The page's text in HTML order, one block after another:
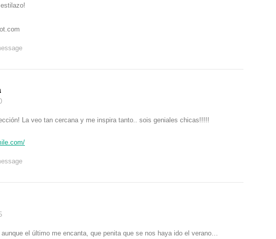
La veo tan cercana y me inspira tanto.. sois geniales chicas!!!!!
el último me encanta, que penita que se nos haya ido el verano…